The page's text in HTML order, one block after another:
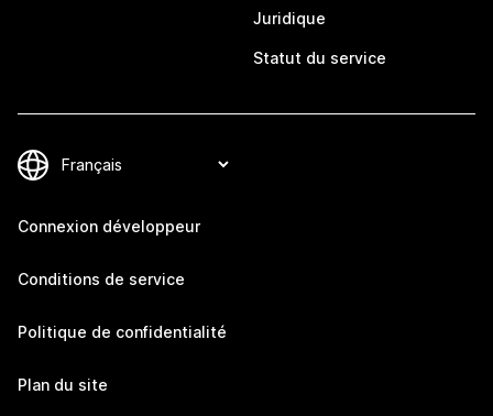
Juridique
Statut du service
Connexion développeur
Conditions de service
Politique de confidentialité
Plan du site